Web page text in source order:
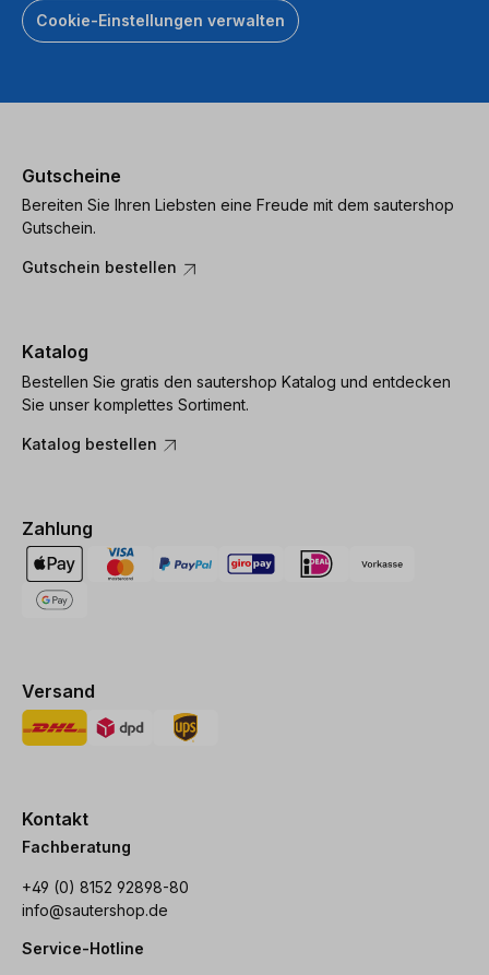
Cookie-Einstellungen verwalten
Gutscheine
Bereiten Sie Ihren Liebsten eine Freude mit dem sautershop
Gutschein.
Gutschein bestellen
Katalog
Bestellen Sie gratis den sautershop Katalog und entdecken
Sie unser komplettes Sortiment.
Katalog bestellen
Zahlung
Versand
Kontakt
Fachberatung
+49 (0) 8152 92898-80
info@sautershop.de
Service-Hotline